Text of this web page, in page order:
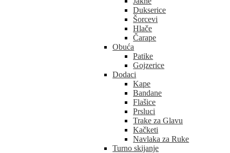
Dukserice
Šorcevi
Hlače
Čarape
Obuća
Patike
Gojzerice
Dodaci
Kape
Bandane
Flašice
Prsluci
Trake za Glavu
Kačketi
Navlaka za Ruke
Turno skijanje